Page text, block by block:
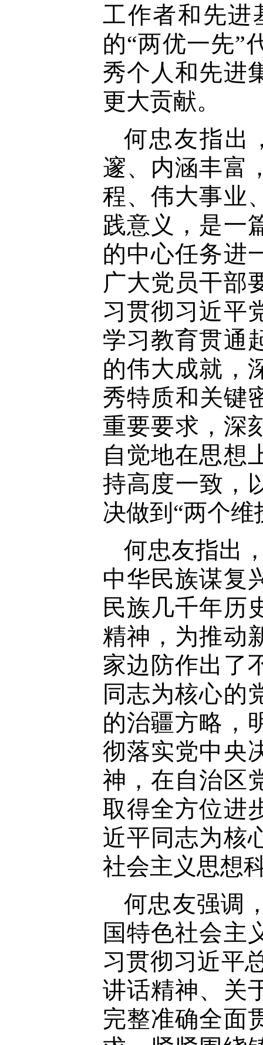
工作者和先进
的“两优一先”
秀个人和先进
更大贡献。
何忠友指出
邃、内涵丰富
程、伟大事业
践意义，是一
的中心任务进
广大党员干部
习贯彻习近平
学习教育贯通
的伟大成就，
秀特质和关键
重要要求，深
自觉地在思想
持高度一致，
决做到“两个维
何忠友指出
中华民族谋复
民族几千年历
精神，为推动
家边防作出了
同志为核心的
的治疆方略，
彻落实党中央
神，在自治区
取得全方位进
近平同志为核
社会主义思想
何忠友强调
国特色社会主
习贯彻习近平
讲话精神、关
完整准确全面